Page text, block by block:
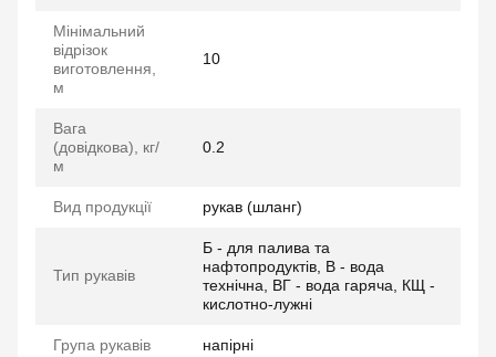
Мінімальний
відрізок
виготовлення,
м
10
Вага
(довідкова), кг/
м
0.2
Вид продукції рукав (шланг)
Тип рукавів
Б - для палива та
нафтопродуктів, В - вода
технічна, ВГ - вода гаряча, КЩ -
кислотно-лужні
Група рукавів напірні